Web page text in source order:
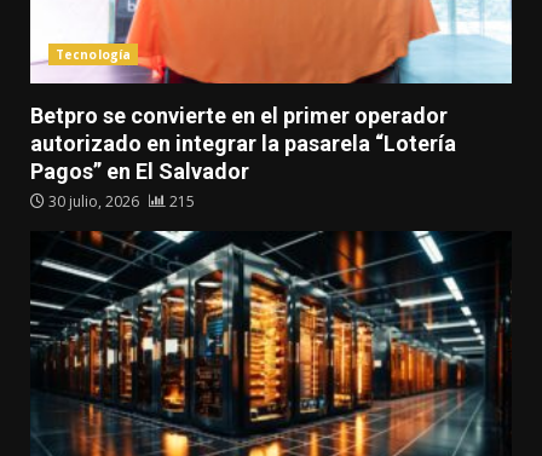
Tecnología
Betpro se convierte en el primer operador
autorizado en integrar la pasarela “Lotería
Pagos” en El Salvador
30 julio, 2026 215